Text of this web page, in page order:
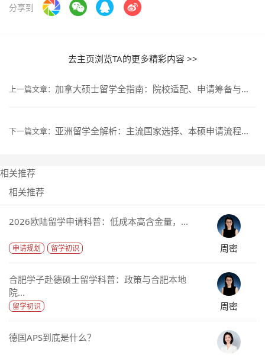
分享到
去主页浏览TA的更多精彩内容 >>
上一篇文章： 加拿大硕士留学全指南：院校适配、申请筹备与发展规划，助力平稳上岸
下一篇文章： 亚洲留学全解析：主流国家选择、本硕申请流程与费用详解
相关推荐
相关推荐
2026欧陆留学申请科普：低成本高含金量，...
申请规划 留学初识 周密
合肥学子赴德硕士留学科普：政策与合肥本地
院...
留学初识 周密
德国APS到底是什么？